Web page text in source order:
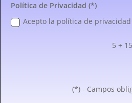
Política de Privacidad (*)
Acepto la política de privacidad
5 + 15
(*) - Campos